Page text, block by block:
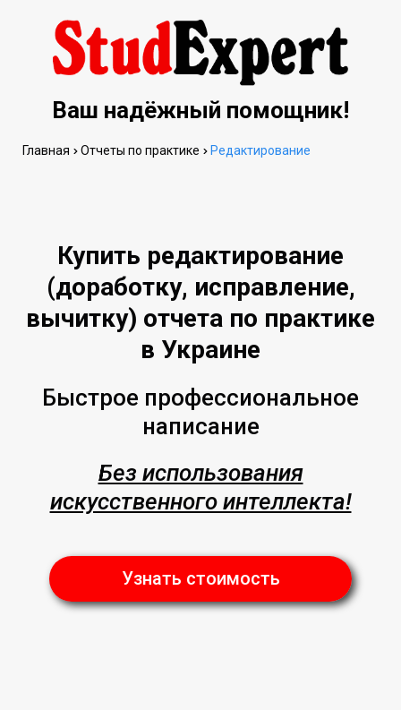
Ваш надёжный помощник!
Купить редактирование
(доработку, исправление,
вычитку) отчета по практике
в Украине
Быстрое профессиональное
написание
Без использования
искусственного интеллекта!
Узнать стоимость
Главная Отчеты по практике Редактирование